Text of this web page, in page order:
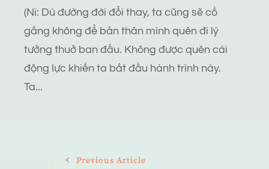
(Ni: Dù đường đời đổi thay, ta cũng sẽ cố
gắng không để bản thân mình quên đi lý
tưởng thuở ban đầu. Không được quên cái
động lực khiến ta bắt đầu hành trình này.
Ta...
Previous Article